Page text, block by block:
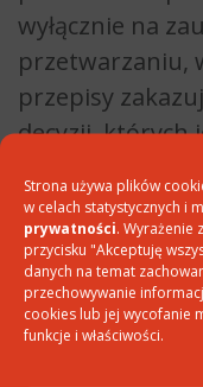
Strona używa plików
w celach statystycznych i
prywatności. Wyrażenie
przycisku "Akceptuję
danych na temat
przechowywanie
cookies lub jej wycofanie
funkcje i właściwości.
wyłącznie na
przetwarzaniu,
przepisy
decyzji, których
profilowanie.
etapie
Wprowadzenie